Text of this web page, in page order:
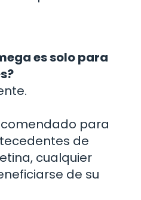
es solo para
para
de
cualquier
de su